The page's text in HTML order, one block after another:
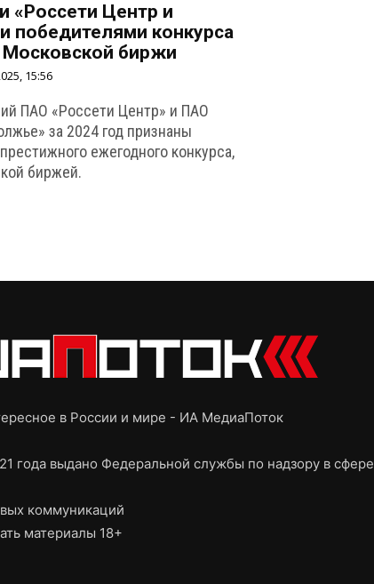
«Россети Центр и
победителями конкурса
биржи
15:56
ПАО «Россети Центр» и ПАО
за 2024 год признаны
ежегодного конкурса,
биржей.
в России и мире - ИА МедиаПоток
года выдано Федеральной службы по надзору в сфере
коммуникаций
материалы 18+